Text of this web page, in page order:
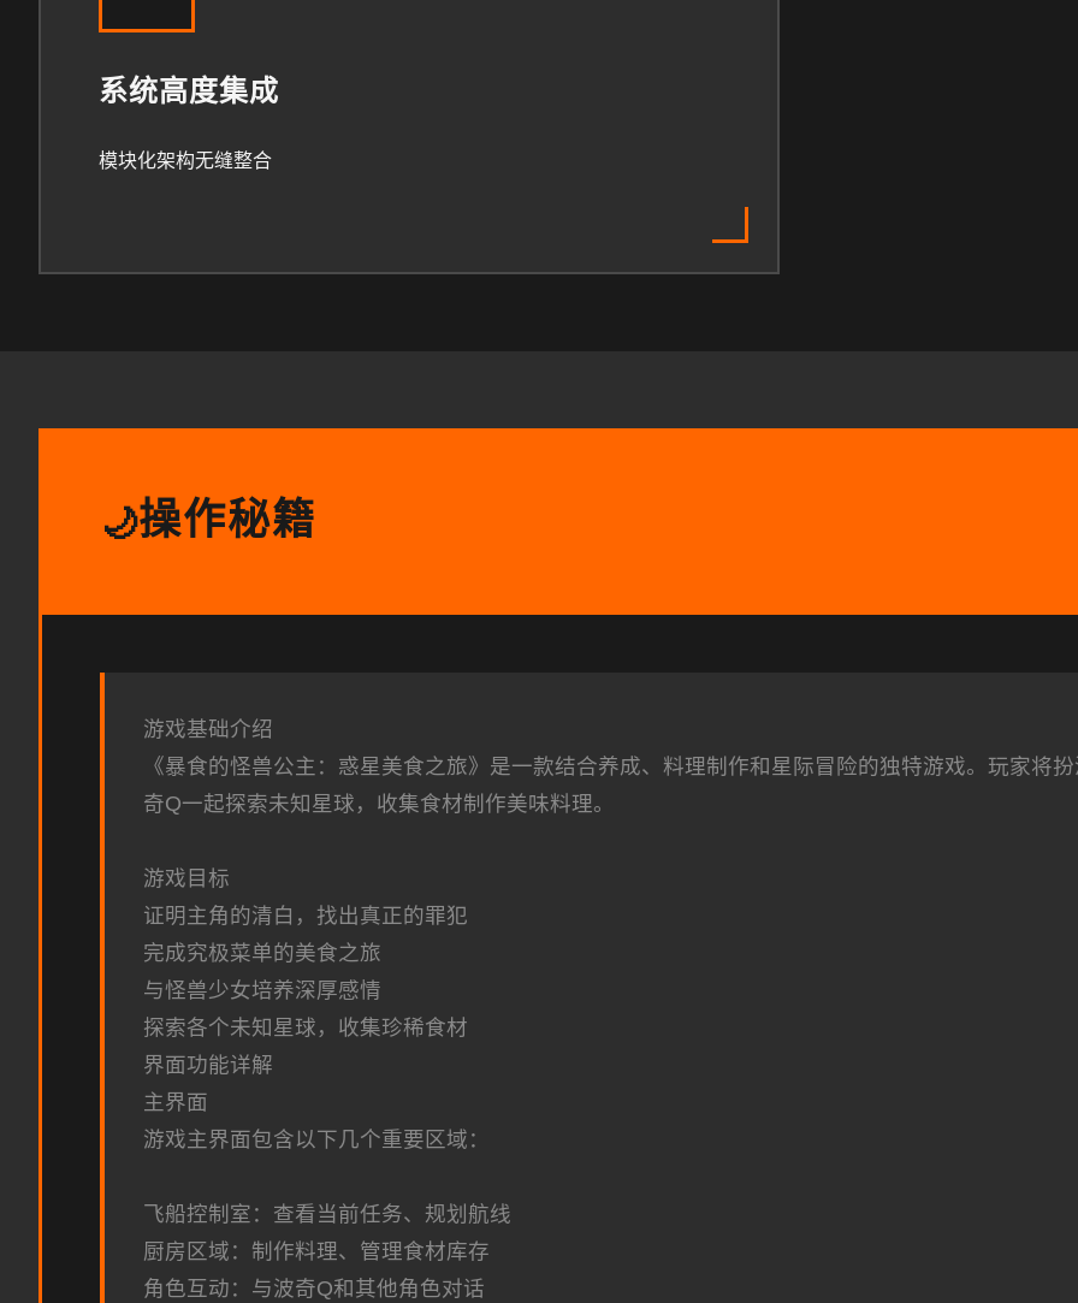
系统高度集成
模块化架构无缝整合
🌙操作秘籍
游戏基础介绍
《暴食的怪兽公主：惑星美食之旅》是一款结合养成、料理制作和星际冒险的独特游戏。玩家将
奇Q一起探索未知星球，收集食材制作美味料理。
游戏目标
证明主角的清白，找出真正的罪犯
完成究极菜单的美食之旅
与怪兽少女培养深厚感情
探索各个未知星球，收集珍稀食材
界面功能详解
主界面
游戏主界面包含以下几个重要区域：
飞船控制室：查看当前任务、规划航线
厨房区域：制作料理、管理食材库存
角色互动：与波奇Q和其他角色对话